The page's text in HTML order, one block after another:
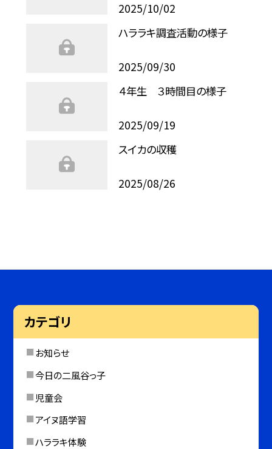
2025/10/02
ハララキ調査活動の様子
2025/09/30
４年生 ３時間目の様子
2025/09/19
スイカの収穫
2025/08/26
カテゴリ
お知らせ
今日の二風谷っ子
児童会
アイヌ語学習
ハララキ体験